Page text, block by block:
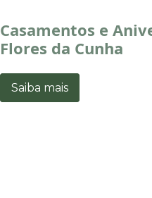
Casamentos e
Flores da Cunha
Saiba mais